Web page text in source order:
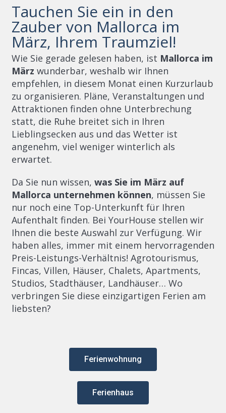
Tauchen Sie ein in den
Zauber von Mallorca im
März, Ihrem Traumziel!
Wie Sie gerade gelesen haben, ist Mallorca im
März wunderbar, weshalb wir Ihnen
empfehlen, in diesem Monat einen Kurzurlaub
zu organisieren. Pläne, Veranstaltungen und
Attraktionen finden ohne Unterbrechung
statt, die Ruhe breitet sich in Ihren
Lieblingsecken aus und das Wetter ist
angenehm, viel weniger winterlich als
erwartet.
Da Sie nun wissen, was Sie im März auf
Mallorca unternehmen können, müssen Sie
nur noch eine Top-Unterkunft für Ihren
Aufenthalt finden. Bei YourHouse stellen wir
Ihnen die beste Auswahl zur Verfügung. Wir
haben alles, immer mit einem hervorragenden
Preis-Leistungs-Verhältnis! Agrotourismus,
Fincas, Villen, Häuser, Chalets, Apartments,
Studios, Stadthäuser, Landhäuser… Wo
verbringen Sie diese einzigartigen Ferien am
liebsten?
Ferienwohnung
Ferienhaus